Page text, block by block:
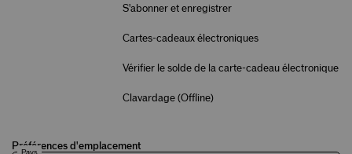
S'abonner et enregistrer
Cartes-cadeaux électroniques
Vérifier le solde de la carte-cadeau électronique
Clavardage (Offline)
Préférences d'emplacement
Pays